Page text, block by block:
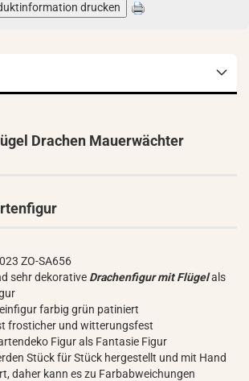
drucken
Drachen Mauerwächter
ZO-SA656
sehr dekorative Drachenfigur mit Flügelals
farbig grün patiniert
frosticher und witterungsfest
Figur als Fantasie Figur
Stück für Stück hergestellt und mit Hand
daher kann es zu Farbabweichungen